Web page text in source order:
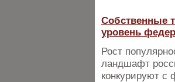
Собственные
уровень
Рост
ландшафт
конкурируют